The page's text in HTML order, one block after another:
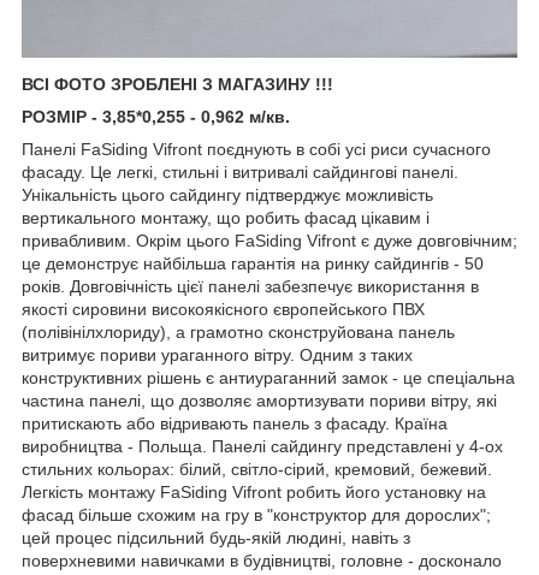
ВСІ ФОТО ЗРОБЛЕНІ З МАГАЗИНУ !!!
РОЗМІР - 3,85*0,255 - 0,962 м/кв.
Панелі FaSiding Vifront поєднують в собі усі риси сучасного
фасаду. Це легкі, стильні і витривалі сайдингові панелі.
Унікальність цього сайдингу підтверджує можливість
вертикального монтажу, що робить фасад цікавим і
привабливим. Окрім цього FaSiding Vifront є дуже довговічним;
це демонструє найбільша гарантія на ринку сайдингів - 50
років. Довговічність цієї панелі забезпечує використання в
якості сировини високоякісного європейського ПВХ
(полівінілхлориду), а грамотно сконструйована панель
витримує пориви ураганного вітру. Одним з таких
конструктивних рішень є антиураганний замок - це спеціальна
частина панелі, що дозволяє амортизувати пориви вітру, які
притискають або відривають панель з фасаду. Країна
виробництва - Польща. Панелі сайдингу представлені у 4-ох
стильних кольорах: білий, світло-сірий, кремовий, бежевий.
Легкість монтажу FaSiding Vifront робить його установку на
фасад більше схожим на гру в "конструктор для дорослих";
цей процес підсильний будь-якій людині, навіть з
поверхневими навичками в будівництві, головне - досконало